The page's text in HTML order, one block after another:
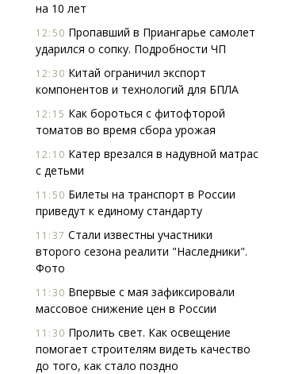
на 10 лет
12:50 Пропавший в Приангарье самолет
ударился о сопку. Подробности ЧП
12:30 Китай ограничил экспорт
компонентов и технологий для БПЛА
12:15 Как бороться с фитофторой
томатов во время сбора урожая
12:10 Катер врезался в надувной матрас
с детьми
11:50 Билеты на транспорт в России
приведут к единому стандарту
11:37 Стали известны участники
второго сезона реалити "Наследники".
Фото
11:30 Впервые с мая зафиксировали
массовое снижение цен в России
11:30 Пролить свет. Как освещение
помогает строи­телям видеть качество
до того, как стало поздно
Смелость архитектурных идей.
Генеральный директор компании
ЗИАС — об эстетике городов,
трендах в фасадах и развитии рынка